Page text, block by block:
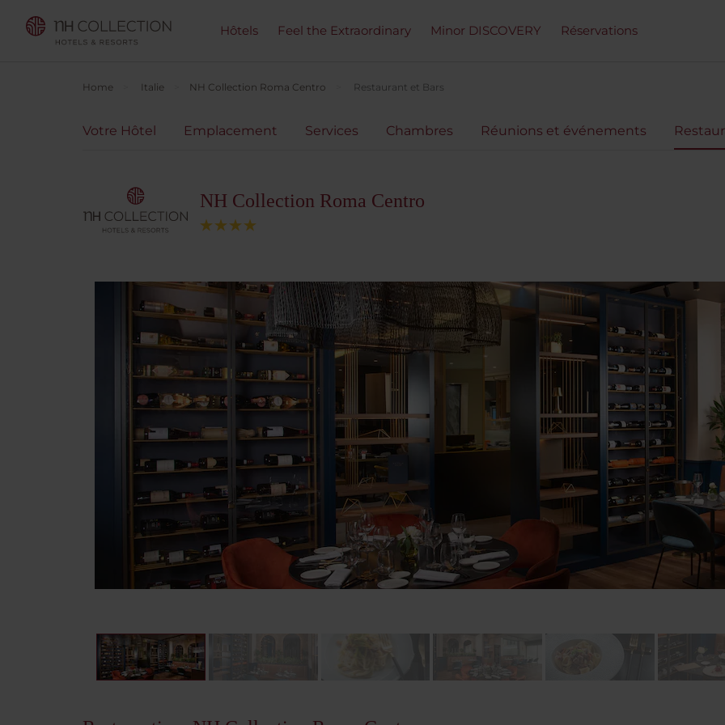
Hôtels Feel the Extraordinary Minor DISCOVERY Réservations
Home Italie NH Collection Roma Centro Restaurant et Bars
Votre Hôtel Emplacement Services Chambres Réunions et événements
NH Collection Roma Centro